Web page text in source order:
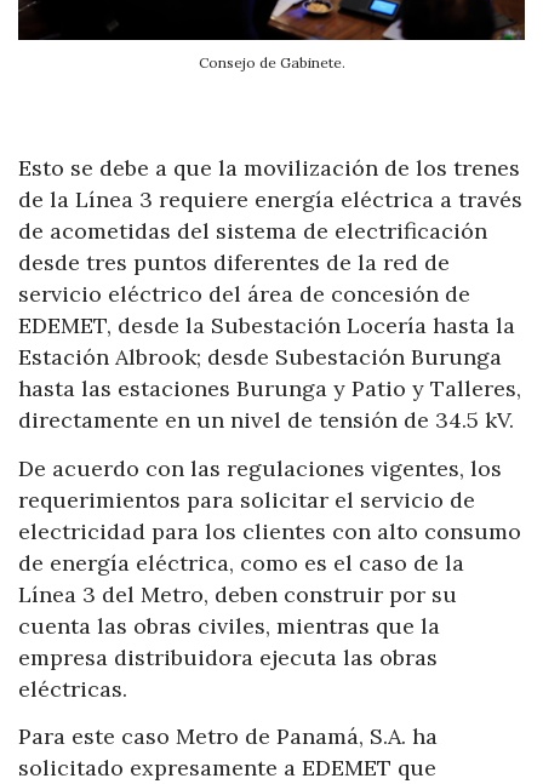
Consejo de Gabinete.
Esto se debe a que la movilización de los trenes
de la Línea 3 requiere energía eléctrica a través
de acometidas del sistema de electrificación
desde tres puntos diferentes de la red de
servicio eléctrico del área de concesión de
EDEMET, desde la Subestación Locería hasta la
Estación Albrook; desde Subestación Burunga
hasta las estaciones Burunga y Patio y Talleres,
directamente en un nivel de tensión de 34.5 kV.
De acuerdo con las regulaciones vigentes, los
requerimientos para solicitar el servicio de
electricidad para los clientes con alto consumo
de energía eléctrica, como es el caso de la
Línea 3 del Metro, deben construir por su
cuenta las obras civiles, mientras que la
empresa distribuidora ejecuta las obras
eléctricas.
Para este caso Metro de Panamá, S.A. ha
solicitado expresamente a EDEMET que